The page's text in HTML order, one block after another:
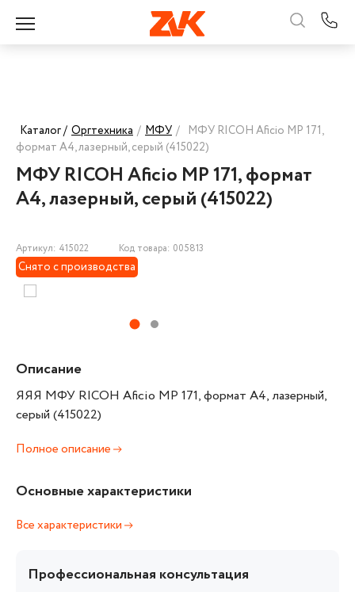
Каталог / Оргтехника / МФУ / МФУ RICOH Aficio MP 171,
формат А4, лазерный, серый (415022)
МФУ RICOH Aficio MP 171, формат
А4, лазерный, серый (415022)
Артикул: 415022 Код товара: 005813
Снято с производства
Описание
ЯЯЯ МФУ RICOH Aficio MP 171, формат А4, лазерный,
серый (415022)
Полное описание
Основные характеристики
Все характеристики
Профессиональная консультация